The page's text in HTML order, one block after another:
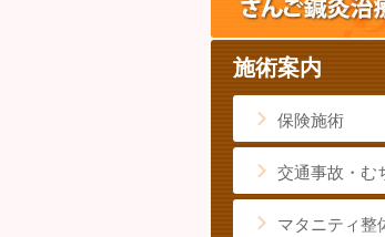
施術案内
保険施術
交通事故・む
マタニティ整